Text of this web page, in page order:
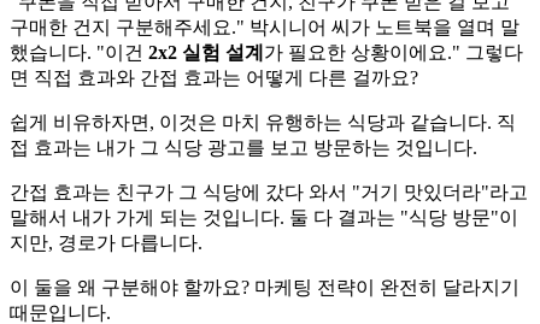
구매한 건지 구분해주세요." 박시니어 씨가 노트북을 열며 말
했습니다. "이건 2x2 실험 설계 가 필요한 상황이에요." 그렇다
면 직접 효과와 간접 효과는 어떻게 다른 걸까요?
쉽게 비유하자면, 이것은 마치 유행하는 식당과 같습니다. 직
접 효과는 내가 그 식당 광고를 보고 방문하는 것입니다.
간접 효과는 친구가 그 식당에 갔다 와서 "거기 맛있더라"라고
말해서 내가 가게 되는 것입니다. 둘 다 결과는 "식당 방문"이
지만, 경로가 다릅니다.
이 둘을 왜 구분해야 할까요? 마케팅 전략이 완전히 달라지기
때문입니다.